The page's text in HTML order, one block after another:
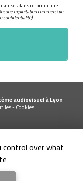
dans ce formulaire
exploitation commerciale
confidentialité)
audiovisuel à Lyon
-Cookies
control over what